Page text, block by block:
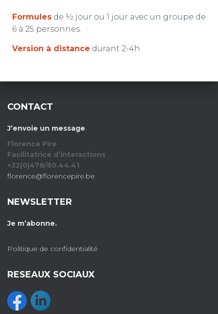
Formules de ½ jour ou 1 jour avec un groupe de
6 à 25 personnes.
Version à distance durant 2-4h
CONTACT
J’envoie un message.
Florence Pire
Facilitatrice d’interactions
+32(0)478/80.44.41
florence@florencepire.be
NEWSLETTER
Je m’abonne.
Politique de confidentialité
RESEAUX SOCIAUX